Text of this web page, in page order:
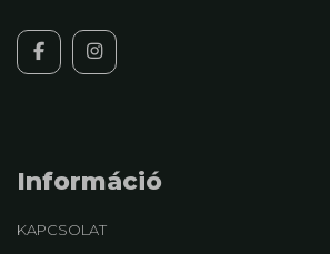
Információ
KAPCSOLAT